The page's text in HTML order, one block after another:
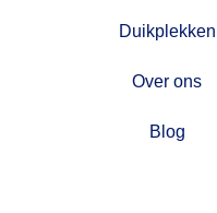
Duikplekken
Over ons
Blog